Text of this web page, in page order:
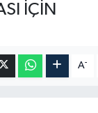
İÇİN
A-